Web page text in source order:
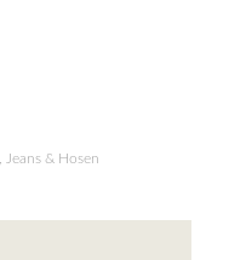
Jeans & Hosen